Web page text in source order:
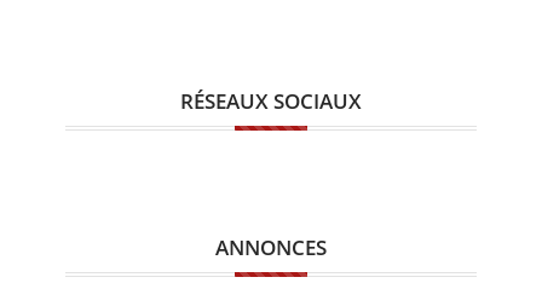
RÉSEAUX SOCIAUX
ANNONCES